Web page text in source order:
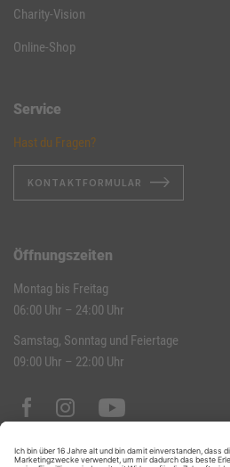
Charity-Vision
Online-Shop
Service
Hast du Fragen?
KONTAKTFORMULAR
Öffnungszeiten
Montag bis Freitag
06:00 Uhr – 24:00 Uhr
Samstag, Sonntag und Feiertage
09:00 Uhr – 22:00 Uhr